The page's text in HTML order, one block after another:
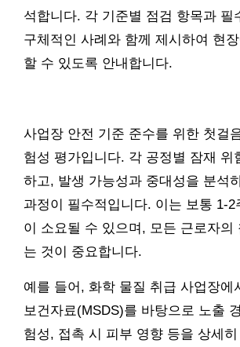
석합니다. 각 기준별 점검 항목과 필
구체적인 사례와 함께 제시하여 현
할 수 있도록 안내합니다.
사업장 안전 기준 준수를 위한 첫걸
험성 평가입니다. 각 공정별 잠재 위
하고, 발생 가능성과 중대성을 분석
과정이 필수적입니다. 이는 보통 1-
이 소요될 수 있으며, 모든 근로자의
는 것이 중요합니다.
예를 들어, 화학 물질 취급 사업장에
보건자료(MSDS)를 바탕으로 노출
험성, 접촉 시 피부 영향 등을 상세히